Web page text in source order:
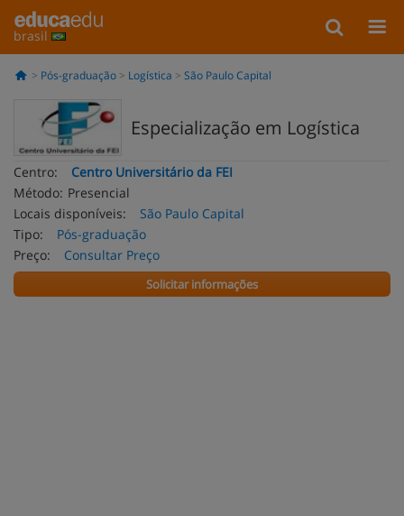
brasil
Pós-graduação Logística São Paulo Capital
Especialização em Logística
Centro:
Centro Universitário da FEI
Método: Presencial
Locais disponíveis:
São Paulo Capital
Tipo:
Pós-graduação
Preço:
Consultar Preço
Solicitar informações